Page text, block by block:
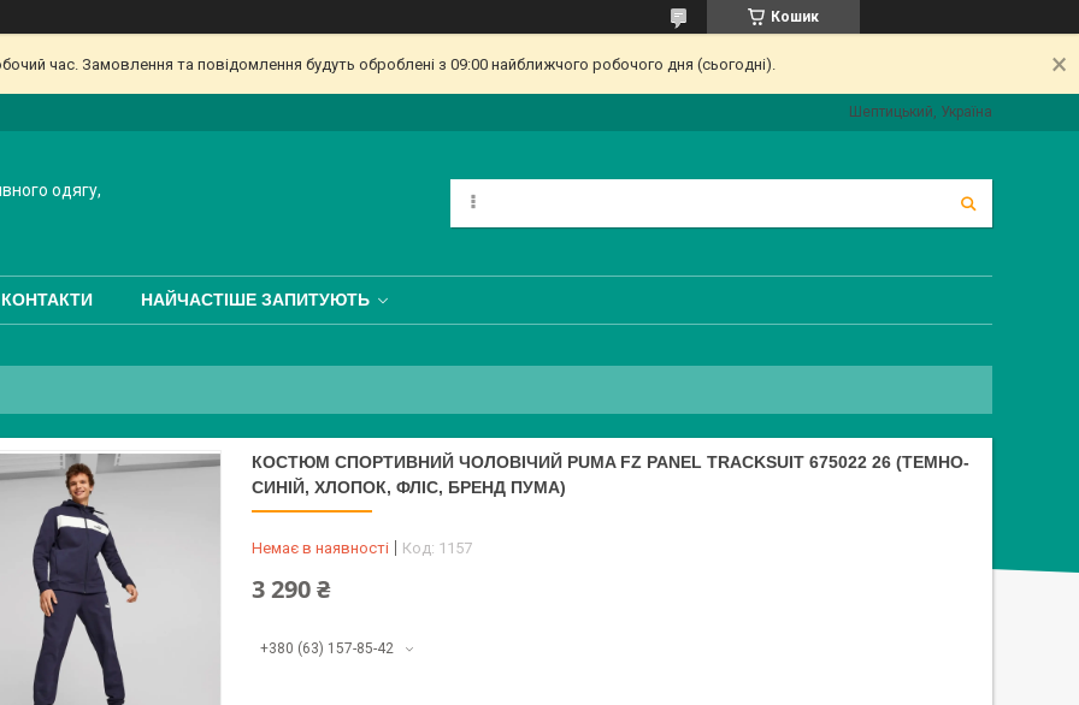
Кошик
час. Замовлення та повідомлення будуть оброблені з 09:00 найближчого робочого дня (сьогодні).
Шептицький, Україна
одягу,
КОНТАКТИ НАЙЧАСТІШЕ ЗАПИТУЮТЬ
КОСТЮМ СПОРТИВНИЙ ЧОЛОВІЧИЙ PUMA FZ PANEL TRACKSUIT 675022 26 (ТЕМНО-
СИНІЙ, ХЛОПОК, ФЛІС, БРЕНД ПУМА)
Немає в наявності Код: 1157
3 290 ₴
+380 (63) 157-85-42